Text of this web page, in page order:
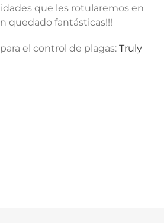
que les rotularemos en
quedado fantásticas!!!
el control de plagas:Truly